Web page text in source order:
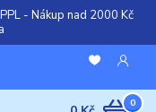
- Nákup nad 2000 Kč
0